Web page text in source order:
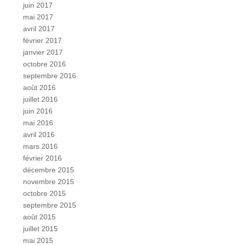
juin 2017
mai 2017
avril 2017
février 2017
janvier 2017
octobre 2016
septembre 2016
août 2016
juillet 2016
juin 2016
mai 2016
avril 2016
mars 2016
février 2016
décembre 2015
novembre 2015
octobre 2015
septembre 2015
août 2015
juillet 2015
mai 2015